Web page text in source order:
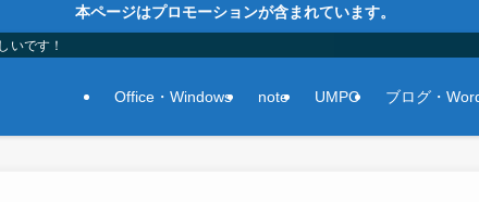
本ページはプロモーションが含まれています。
いです！
Office・Windows note UMPC ブログ・